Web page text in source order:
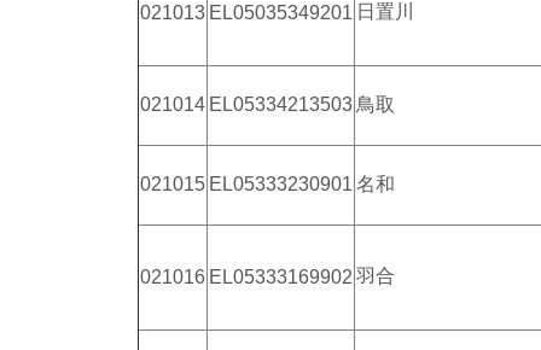
021013 EL05035349201 日置川
021014 EL05334213503 鳥取
021015 EL05333230901 名和
021016 EL05333169902 羽合